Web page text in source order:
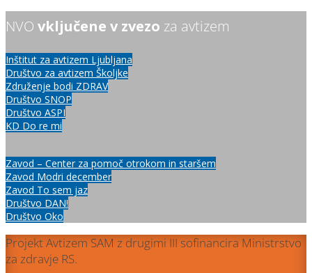
NVO vključene v zvezo za avtizem
Inštitut za avtizem Ljubljana
Društvo za avtizem Školjke
Združenje bodi ZDRAV
Društvo SNOP
Društvo ASPI
KD Do re mi
Zavod – Center za pomoč otrokom in staršem
Zavod Modri december
Zavod To sem jaz
Društvo DAN!
Društvo Oko
Projekt Avtizem SAM z drugimi III sofinancira Ministrstvo
za zdravje RS.